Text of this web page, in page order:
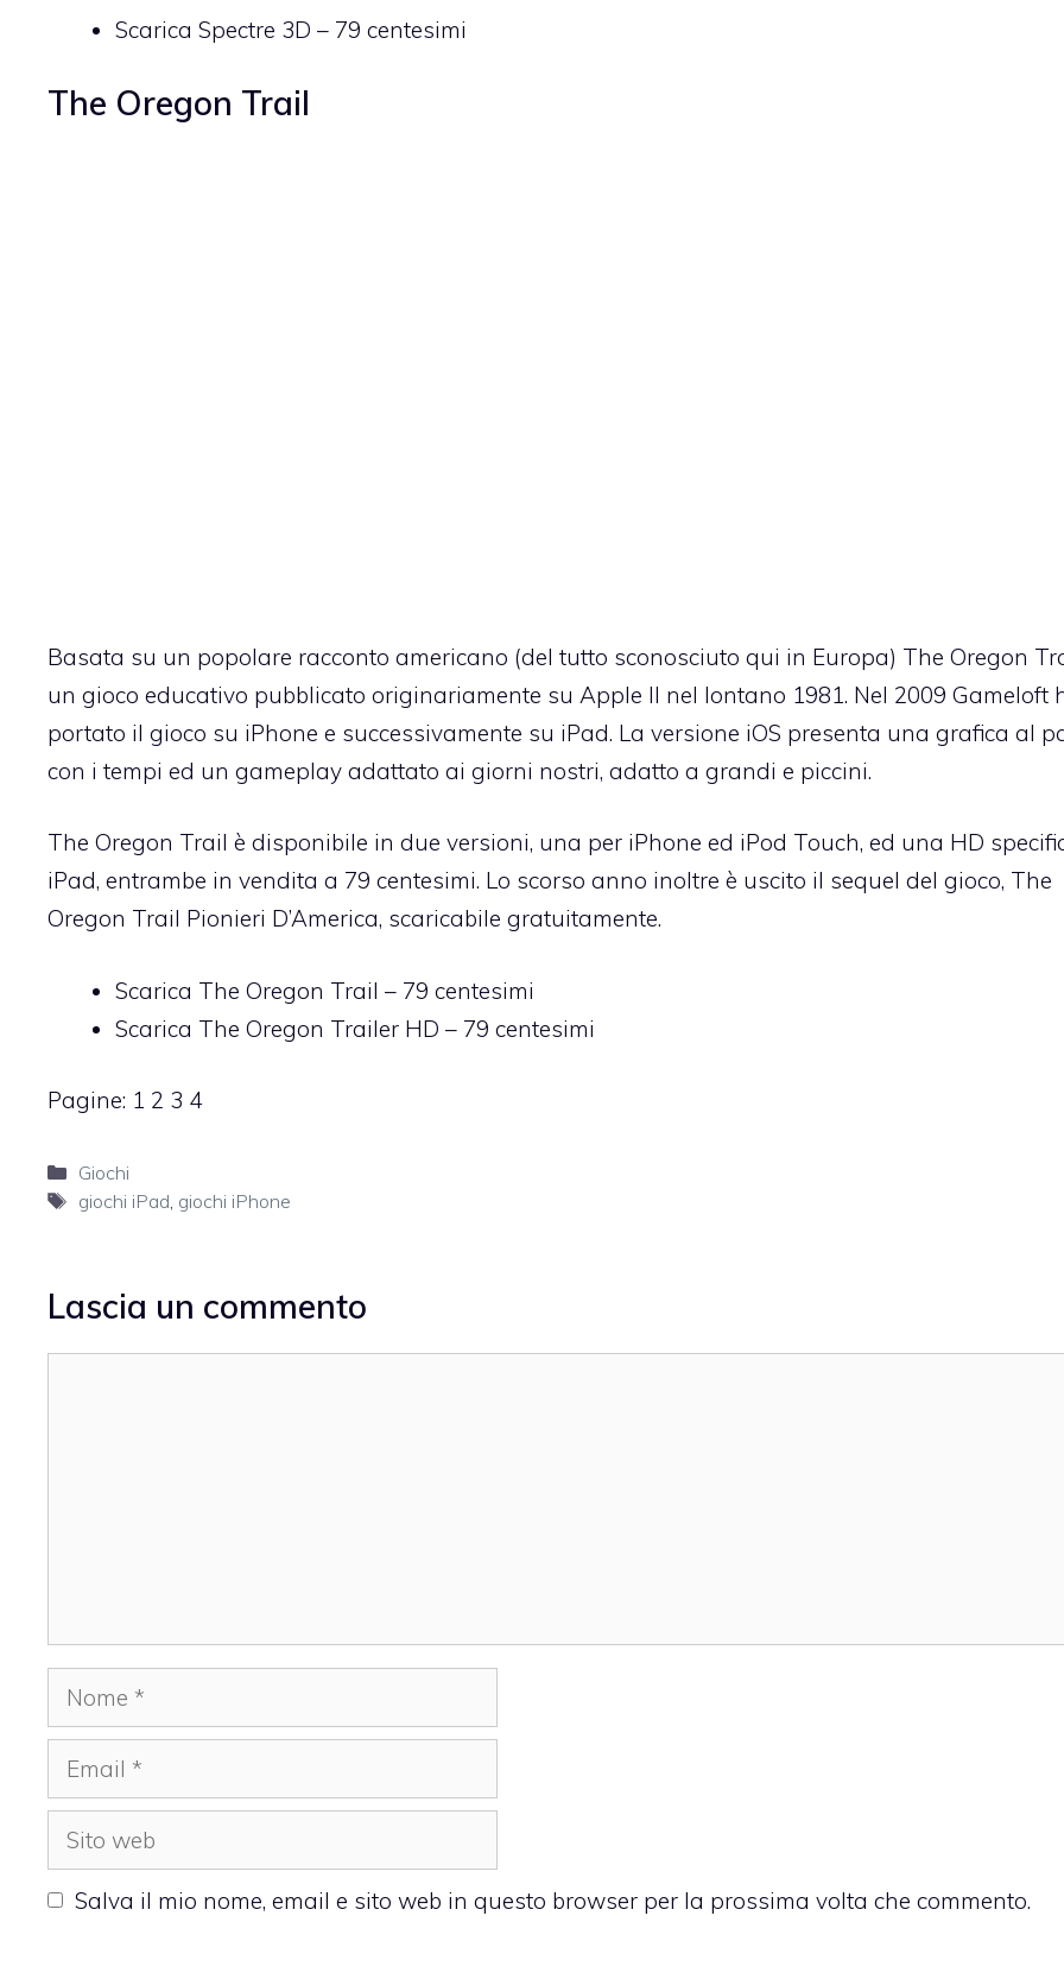
Scarica Spectre 3D – 79 centesimi
The Oregon Trail
Basata su un popolare racconto americano (del tutto sconosciuto qui in Europa) The Oregon
un gioco educativo pubblicato originariamente su Apple II nel lontano 1981. Nel 2009 Gameloft
portato il gioco su iPhone e successivamente su iPad. La versione iOS presenta una grafica al
con i tempi ed un gameplay adattato ai giorni nostri, adatto a grandi e piccini.
The Oregon Trail è disponibile in due versioni, una per iPhone ed iPod Touch, ed una HD
iPad, entrambe in vendita a 79 centesimi. Lo scorso anno inoltre è uscito il sequel del gioco, The
Oregon Trail Pionieri D’America, scaricabile gratuitamente.
Scarica The Oregon Trail – 79 centesimi
Scarica The Oregon Trailer HD – 79 centesimi
Pagine: 1 2 3 4
Categorie
Giochi
Tag
giochi iPad giochi iPhone
Lascia un commento
Nome
Email
Sito
web
Salva il mio nome, email e sito web in questo browser per la prossima volta che commento.